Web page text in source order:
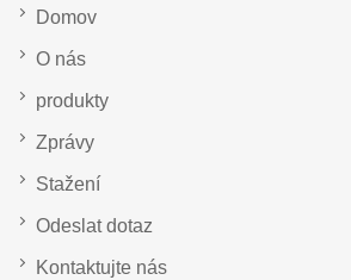
Domov
O nás
produkty
Zprávy
Stažení
Odeslat dotaz
Kontaktujte nás